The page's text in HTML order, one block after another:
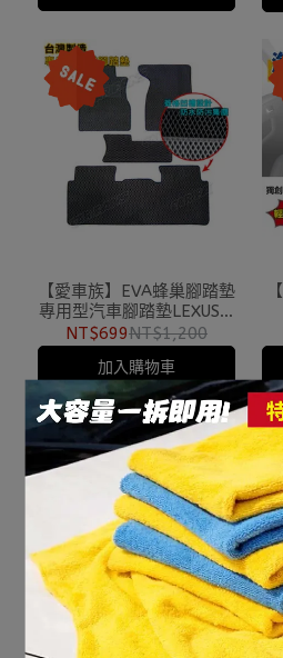
【愛車族】EVA蜂巢腳踏墊
專用型汽車腳踏墊LEXUS -
RX-350(330) (黑色、灰色
2色選擇)
NT$699NT$1,200
加入購物車